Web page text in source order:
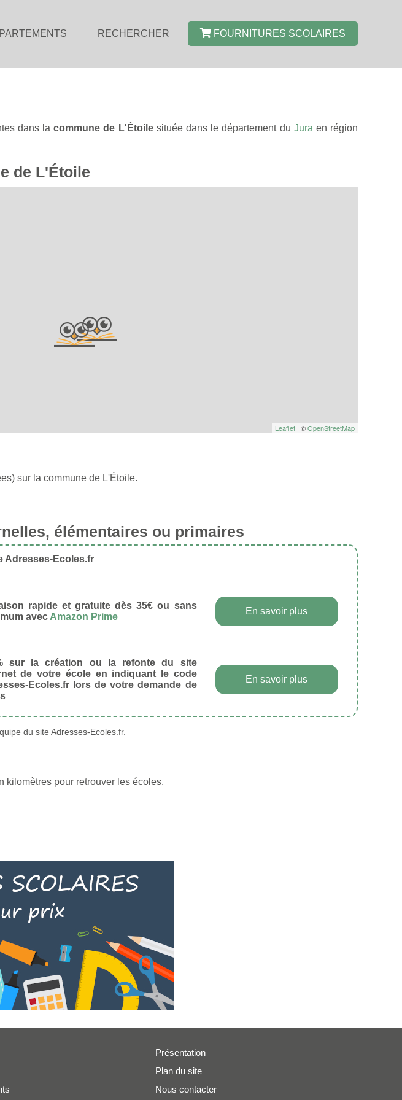
RECHERCHER FOURNITURES SCOLAIRES
dans lacommune de L'Étoilesituée dans le département du Jura en région
de L'Étoile
Leaflet | ©OpenStreetMap
sur la commune de L'Étoile.
élémentaires ou primaires
Adresses-Ecoles.fr
rapide et gratuite dès 35€ ou sans
avec Amazon Prime
En savoir plus
sur la création ou la refonte du site
de votre école en indiquant le code
Ecoles.fr lors de votre demande de
En savoir plus
du site Adresses-Ecoles.fr.
kilomètres pour retrouver les écoles.
Présentation
Plan du site
Nous contacter